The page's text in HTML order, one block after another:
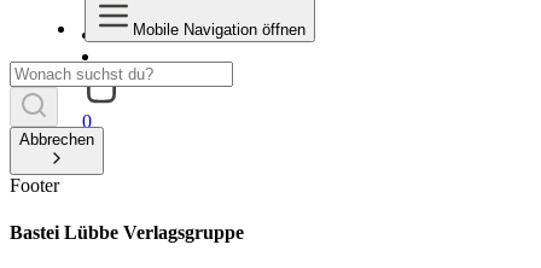
0
Mobile Navigation öffnen
Abbrechen
Footer
Bastei Lübbe Verlagsgruppe